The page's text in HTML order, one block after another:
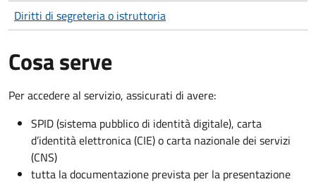
Diritti di segreteria o istruttoria
Cosa serve
Per accedere al servizio, assicurati di avere:
SPID (sistema pubblico di identità digitale), carta
d’identità elettronica (CIE) o carta nazionale dei servizi
(CNS)
tutta la documentazione prevista per la presentazione